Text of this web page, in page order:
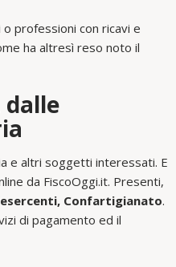
professioni con ricavi e
ha altresì reso noto il
dalle
e altri soggetti interessati. E
da FiscoOggi.it. Presenti,
Confartigianato.
di pagamento ed il